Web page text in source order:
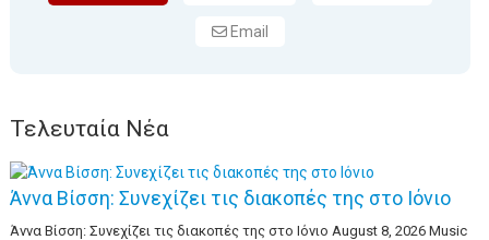
Email
Τελευταία Νέα
Άννα Βίσση: Συνεχίζει τις διακοπές της στο Ιόνιο
Άννα Βίσση: Συνεχίζει τις διακοπές της στο Ιόνιο August 8, 2026 Music